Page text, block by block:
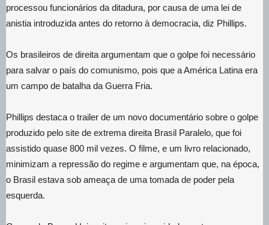
processou funcionários da ditadura, por causa de uma lei de
anistia introduzida antes do retorno à democracia, diz Phillips.
Os brasileiros de direita argumentam que o golpe foi necessário
para salvar o país do comunismo, pois que a América Latina era
um campo de batalha da Guerra Fria.
Phillips destaca o trailer de um novo documentário sobre o golpe
produzido pelo site de extrema direita Brasil Paralelo, que foi
assistido quase 800 mil vezes. O filme, e um livro relacionado,
minimizam a repressão do regime e argumentam que, na época,
o Brasil estava sob ameaça de uma tomada de poder pela
esquerda.